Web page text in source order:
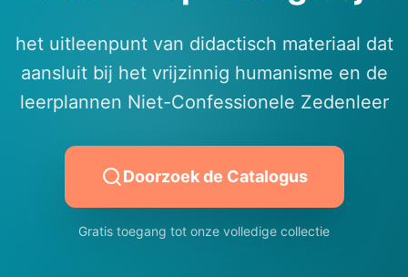
het uitleenpunt van didactisch materiaal dat
aansluit bij het vrijzinnig humanisme en de
leerplannen Niet-Confessionele Zedenleer
Doorzoek de Catalogus
Gratis toegang tot onze volledige collectie